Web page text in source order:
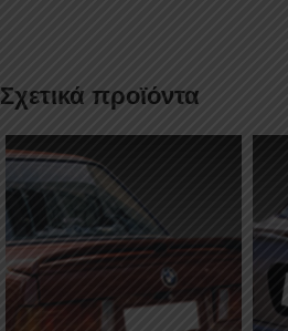
Σχετικά προϊόντα